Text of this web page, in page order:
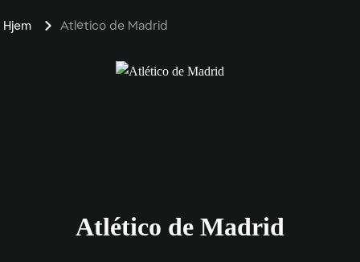
Hjem Atlético de Madrid
Atlético de Madrid